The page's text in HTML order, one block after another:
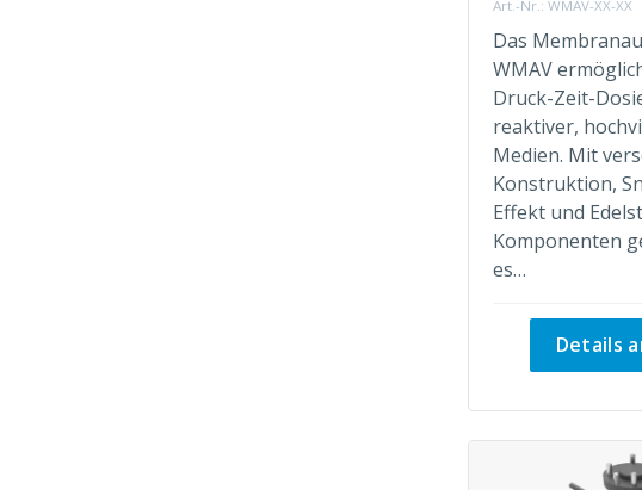
Art.-Nr.: WMAV-XX-XX
Das
WMAV
Druck-Zeit-
reaktiver,
Medien. Mit
Konstruktion,
Effekt und
Komponenten
es…
Details